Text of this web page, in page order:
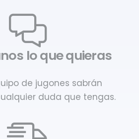
lo que quieras
de jugones sabrán
duda que tengas.